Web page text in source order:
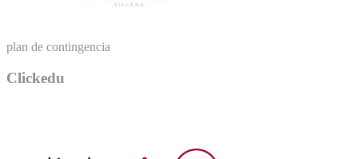
plan de contingencia
Clickedu